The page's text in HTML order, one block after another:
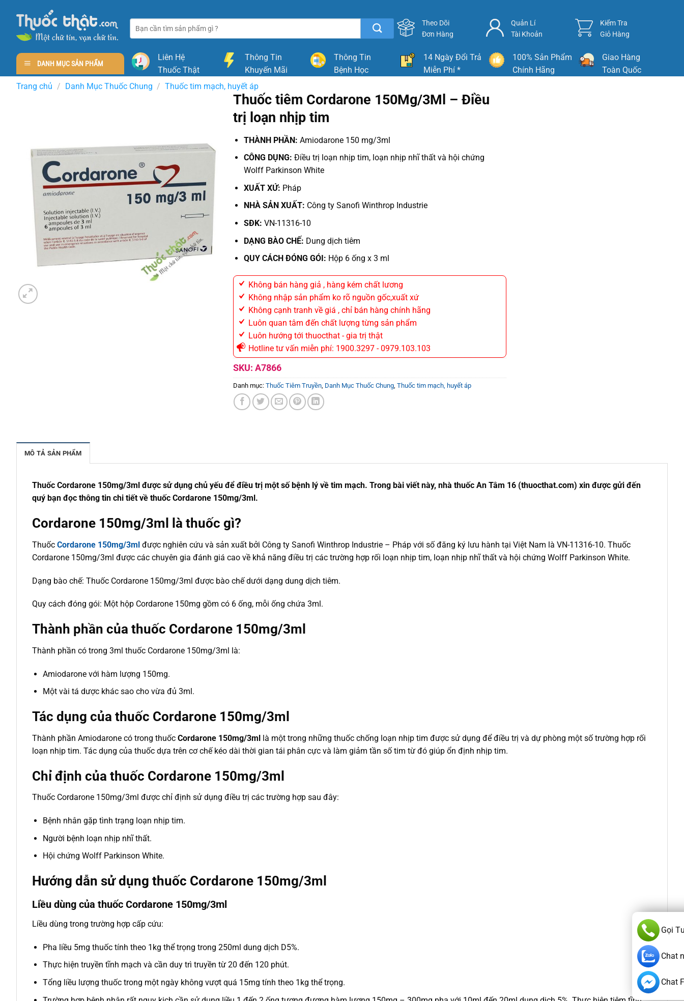
content
kiếm:
Theo Dõi
Đơn Hàng
Quản Lí
Tài Khoản
Kiểm Tra
Giỏ Hàng
DANH MỤC SẢN PHẨM
Liên Hệ
Thuốc Thật
Thông Tin
Khuyến Mãi
Thông Tin
Bệnh Học
14 Ngày Đổi Trả
Miễn Phí *
100% Sản Phẩm
Chính Hãng
Giao Hàng
Toàn Quốc
Trang chủ / Danh Mục Thuốc Chung / Thuốc tim mạch, huyết áp
Thuốc tiêm Cordarone 150Mg/3Ml – Điều
trị loạn nhịp tim
THÀNH PHẦN: Amiodarone 150 mg/3ml
CÔNG DỤNG: Điều trị loạn nhịp tim, loạn nhịp nhĩ thất và hội chứng
Wolff Parkinson White
XUẤT XỨ: Pháp
NHÀ SẢN XUẤT: Công ty Sanofi Winthrop Industrie
SĐK: VN-11316-10
DẠNG BÀO CHẾ: Dung dịch tiêm
QUY CÁCH ĐÓNG GÓI: Hộp 6 ống x 3 ml
Không bán hàng giả , hàng kém chất lương
Không nhập sản phẩm ko rõ nguồn gốc,xuất xứ
Không cạnh tranh về giá , chỉ bán hàng chính hãng
Luôn quan tâm đến chất lượng từng sản phẩm
Luôn hướng tới thuocthat - gia trị thật
Hotline tư vấn miễn phí: 1900.3297 - 0979.103.103
SKU: A7866
Danh mục: Thuốc Tiêm Truyền, Danh Mục Thuốc Chung, Thuốc tim mạch, huyết áp
MÔ TẢ SẢN PHẨM
Thuốc Cordarone 150mg/3ml được sử dụng chủ yếu để điều trị một số bệnh lý về tim mạch. Trong bài viết này, nhà thuốc An Tâm 16 (thuocthat.com) xin được gửi đến
quý bạn đọc thông tin chi tiết về thuốc Cordarone 150mg/3ml.
Cordarone 150mg/3ml là thuốc gì?
Thuốc Cordarone 150mg/3ml được nghiên cứu và sản xuất bởi Công ty Sanofi Winthrop Industrie – Pháp với số đăng ký lưu hành tại Việt Nam là VN-11316-10. Thuốc
Cordarone 150mg/3ml được các chuyên gia đánh giá cao về khả năng điều trị các trường hợp rối loạn nhịp tim, loạn nhịp nhĩ thất và hội chứng Wolff Parkinson White.
Dạng bào chế: Thuốc Cordarone 150mg/3ml được bào chế dưới dạng dung dịch tiêm.
Quy cách đóng gói: Một hộp Cordarone 150mg gồm có 6 ống, mỗi ống chứa 3ml.
Thành phần của thuốc Cordarone 150mg/3ml
Thành phần có trong 3ml thuốc Cordarone 150mg/3ml là:
Amiodarone với hàm lượng 150mg.
Một vài tá dược khác sao cho vừa đủ 3ml.
Tác dụng của thuốc Cordarone 150mg/3ml
Thành phần Amiodarone có trong thuốc Cordarone 150mg/3ml là một trong những thuốc chống loạn nhịp tim được sử dụng để điều trị và dự phòng một số trường hợp rối
loạn nhịp tim. Tác dụng của thuốc dựa trên cơ chế kéo dài thời gian tái phân cực và làm giảm tần số tim từ đó giúp ổn định nhịp tim.
Chỉ định của thuốc Cordarone 150mg/3ml
Thuốc Cordarone 150mg/3ml được chỉ định sử dụng điều trị các trường hợp sau đây:
Bệnh nhân gặp tình trạng loạn nhịp tim.
Người bệnh loạn nhịp nhĩ thất.
Hội chứng Wolff Parkinson White.
Hướng dẫn sử dụng thuốc Cordarone 150mg/3ml
Liều dùng của thuốc Cordarone 150mg/3ml
Liều dùng trong trường hợp cấp cứu:
Pha liều 5mg thuốc tính theo 1kg thể trọng trong 250ml dung dịch D5%.
Thực hiện truyền tĩnh mạch và cần duy trì truyền từ 20 đến 120 phút.
Tổng liều lượng thuốc trong một ngày không vượt quá 15mg tính theo 1kg thể trọng.
Gọi
Chat
Chat